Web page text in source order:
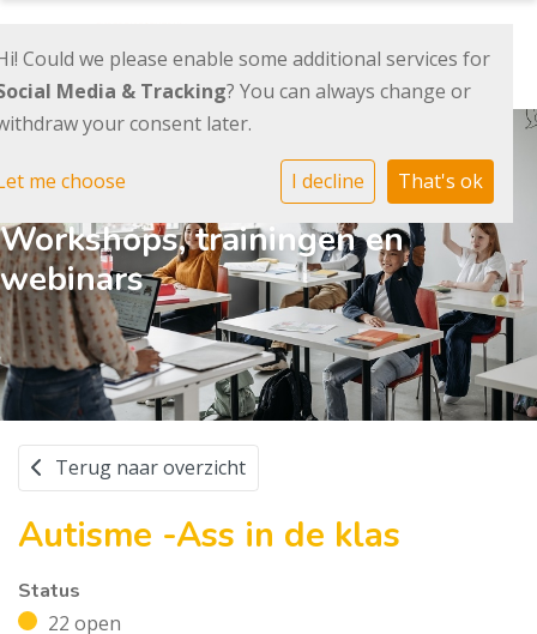
Workshops, trainingen en
webinars
Terug naar overzicht
Autisme -Ass in de klas
Status
22 open
Could we please enable some additional services for
Media & Tracking? You can always change or
your consent later.
me choose I decline That's ok